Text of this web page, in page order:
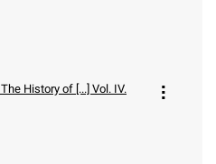
The History of [...] Vol. IV.